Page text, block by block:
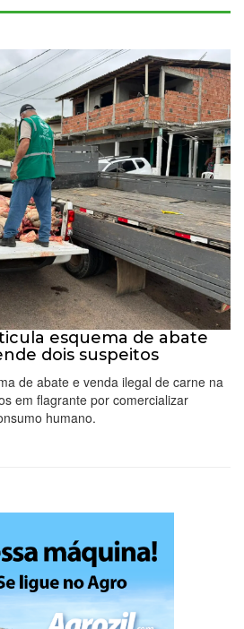
esquema de abate
dois suspeitos
de abate e venda ilegal de carne na
em flagrante por comercializar
humano.